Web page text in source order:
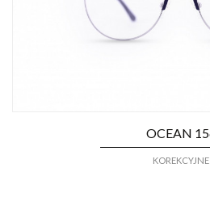
OCEAN
KOREKCYJNE